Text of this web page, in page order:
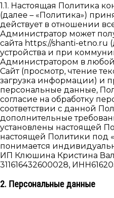
1.1. Настоящая Политика
(далее – «Политика»)
действует в отношении
Администратор может
сайта https://shanti-etno.ru
устройства и при
Администратором в любой
Cайт (просмотр, чтение
загрузка информации) и
персональные данные,
согласие на обработку
соответствии с данной
дополнительные
установлены настоящей
настоящей Политики под
понимается
ИП Клюшина Кристина
311616432600028,
2. Персональные данные